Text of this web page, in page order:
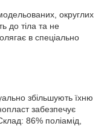
округлих
до тіла та не
в спеціально
збільшують їхню
забезпечує
86% поліамід,